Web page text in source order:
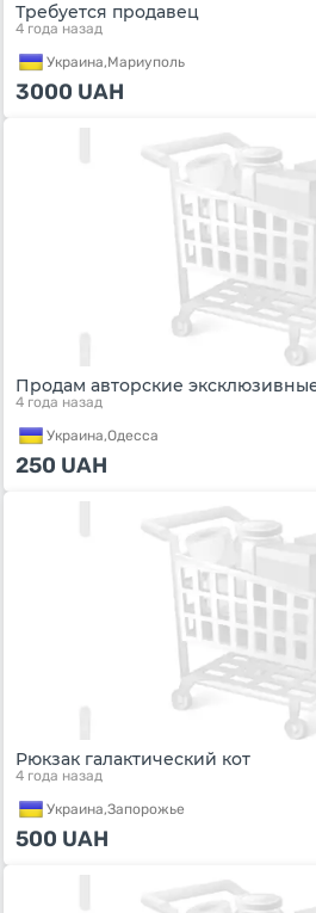
Требуется продавец
4 года назад
Украина,Мариуполь
3000 UAH
Продам авторские
4 года назад
Украина,Одесса
250 UAH
Рюкзак галактический кот
4 года назад
Украина,Запорожье
500 UAH